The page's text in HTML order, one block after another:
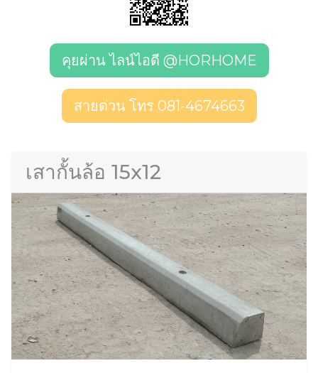
คุยผ่าน ไลน์ไอดี @HORHOME
สายด่วน โทร 081-4674663
เสากั้นล้อ 15x12